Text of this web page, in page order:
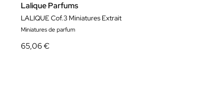
Lalique Parfums
LALIQUE Cof.3 Miniatures Extrait
Miniatures de parfum
65,06 €